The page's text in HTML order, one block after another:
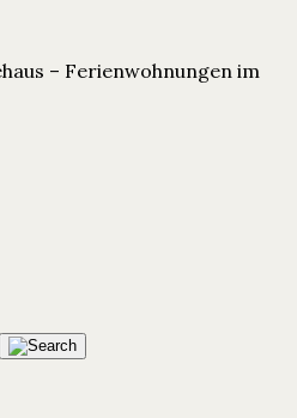
– Ferienwohnungen im